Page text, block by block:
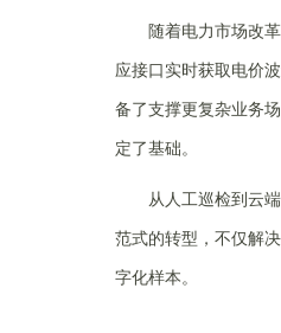
随着电力市场改
应接口实时获取电价
备了支撑更复杂业务
定了基础。
从人工巡检到云
范式的转型，不仅解
字化样本。